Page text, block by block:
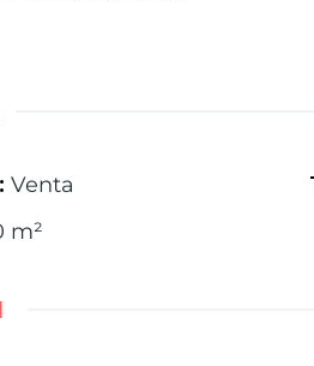
: Venta
m²